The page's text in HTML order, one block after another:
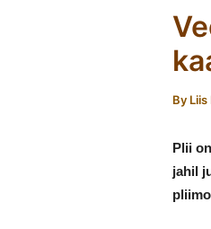
By Liis
Plii
jahil